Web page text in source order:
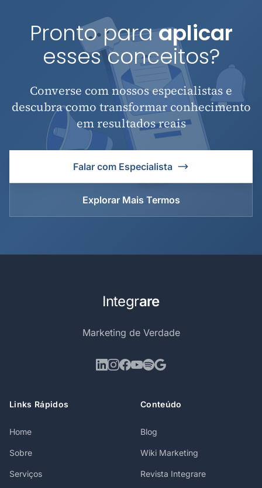
Pronto paraaplicar
esses conceitos?
Converse com nossos especialistas e
descubra como transformar conhecimento
em resultados reais
Falar com Especialista
Explorar Mais Termos
Integrare
Marketing de Verdade
Links Rápidos
Home
Sobre
Serviços
Conteúdo
Blog
Wiki Marketing
Revista Integrare